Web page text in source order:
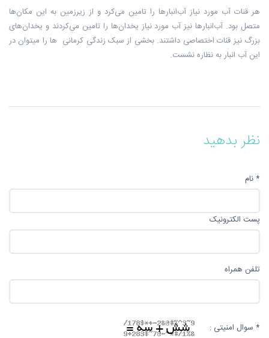
هر قنات آب مورد نیاز آب‌انبارها را تامین می‌کرد و از زیرزمین به این مکان‌ها
متصل بود. آب‌انبارها نیز آب مورد نیاز یخدان‌ها را تامین می‌کردند و یخدان‌های
بزرگ نیز قنات اختصاصی داشتند. بخشی از سبک زندگی کرمانی ها را میتوان در
این آب انبار به نظاره نشست.
نظر بدهید
* نام
پست الکترونیک
تلفن همراه
* سوال امنیتی :